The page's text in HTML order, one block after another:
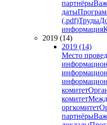
партнёры
даты
(.pdf)Труды
информация
2019 (14)
2019 (14)
Место
комитет
комитет
оргкомитет
партнёры